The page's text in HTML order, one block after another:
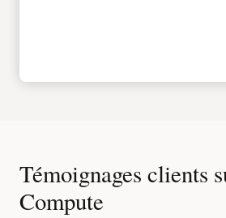
Témoignages clients
Compute